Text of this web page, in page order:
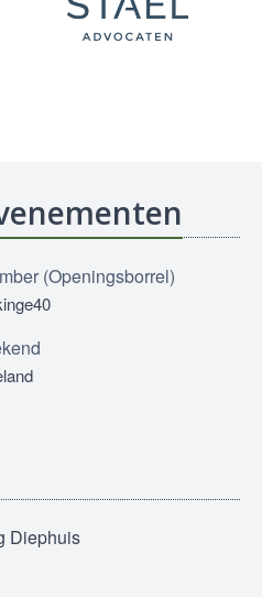
(Openingsborrel)
Diephuis